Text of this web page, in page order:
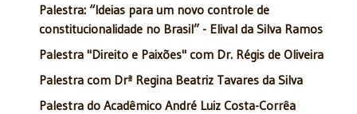
Palestra: “Ideias para um novo controle de
constitucionalidade no Brasil” - Elival da Silva Ramos
Palestra "Direito e Paixões" com Dr. Régis de Oliveira
Palestra com Drª Regina Beatriz Tavares da Silva
Palestra do Acadêmico André Luiz Costa-Corrêa